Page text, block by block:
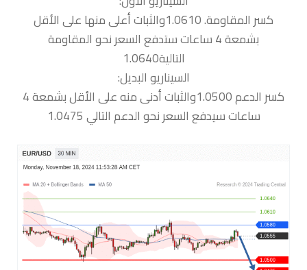
كسر المقاومة. 1.0610والثبات أعلى منها على الأقل
بشمعة 4 ساعات ستدفع السعر نحو المقاومة
التالية1.0640
السيناريو البديل:
كسر الدعم 1.0500والثبات أدنى منه على الأقل بشمعة 4
ساعات سيدفع السعر نحو الدعم التالي 1.0475